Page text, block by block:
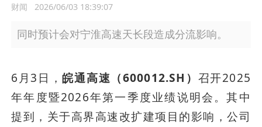
财闻 2026/06/03 18:39:07
同时预计会对宁淮高速天长段造成分流影响。
6月3日，皖通高速（600012.SH） 召开2025
年年度暨2026年第一季度业绩说明会。其中
提到，关于高界高速改扩建项目的影响，公司